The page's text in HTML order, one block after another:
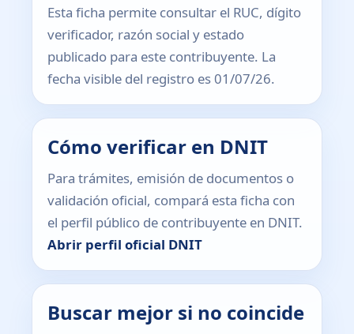
Esta ficha permite consultar el RUC, dígito
verificador, razón social y estado
publicado para este contribuyente. La
fecha visible del registro es 01/07/26.
Cómo verificar en DNIT
Para trámites, emisión de documentos o
validación oficial, compará esta ficha con
el perfil público de contribuyente en DNIT.
Abrir perfil oficial DNIT
Buscar mejor si no coincide